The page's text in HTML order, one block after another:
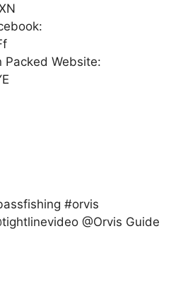
Packed Website:
#orvis
@Orvis Guide